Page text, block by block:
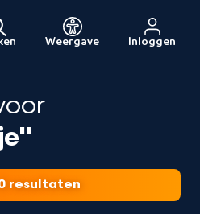
Weergave Inloggen
resultaten